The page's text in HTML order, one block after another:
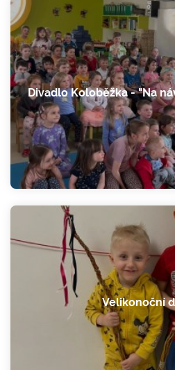
Divadlo Koloběžka - "Na
Velikonoční